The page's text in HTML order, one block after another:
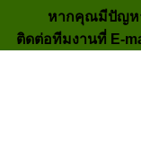
หากคุณมีปัญห
ติดต่อทีมงานที่ E-